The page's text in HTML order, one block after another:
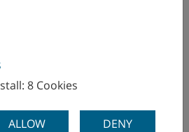
ユニット当たりのコスト
8 Cookies
ALLOW
DENY